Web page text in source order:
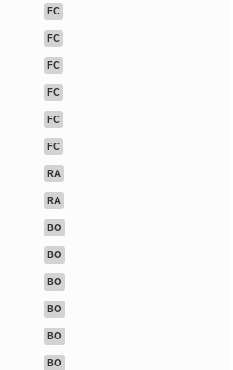
FC
FC
FC
FC
FC
FC
RA
RA
BO
BO
BO
BO
BO
BO